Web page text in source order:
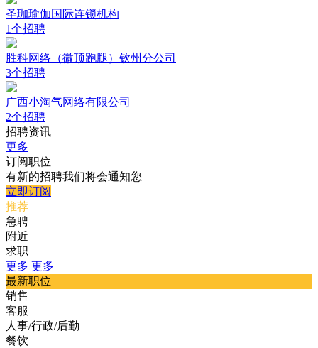
圣珈瑜伽国际连锁机构
1个招聘
胜科网络（微顶跑腿）钦州分公司
3个招聘
广西小淘气网络有限公司
2个招聘
招聘资讯
更多
订阅职位
有新的招聘我们将会通知您
立即订阅
推荐
急聘
附近
求职
更多 更多
最新职位
销售
客服
人事/行政/后勤
餐饮